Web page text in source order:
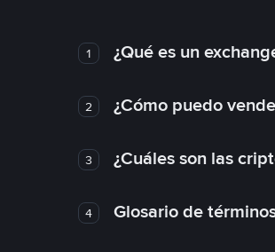
1 ¿Qué es un
2 ¿Cómo puedo
3 ¿Cuáles son las
4 Glosario de